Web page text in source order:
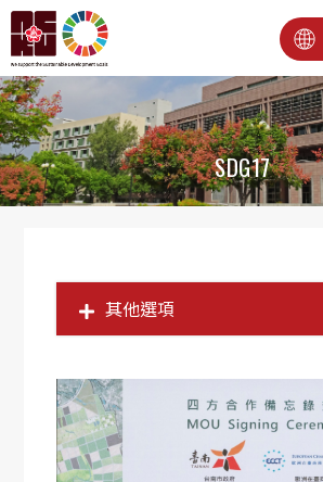
SDG17
其他選項
SDG1
SDG3
SDG4